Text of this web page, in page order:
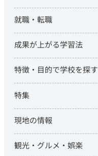
就職・転職
成果が上がる学習法
特徴・目的で学校を探す
特集
現地の情報
観光・グルメ・娯楽